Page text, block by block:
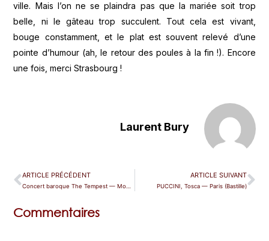
ville. Mais l’on ne se plaindra pas que la mariée soit trop
belle, ni le gâteau trop succulent. Tout cela est vivant,
bouge constamment, et le plat est souvent relevé d’une
pointe d’humour (ah, le retour des poules à la fin !). Encore
une fois, merci Strasbourg !
Laurent Bury
ARTICLE PRÉCÉDENT ARTICLE SUIVANT
PUCCINI, Tosca — Paris (Bastille)
Commentaires